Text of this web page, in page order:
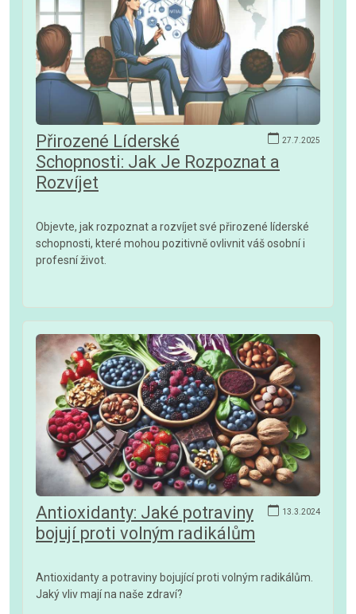
27.7.2025
Přirozené Líderské
Schopnosti: Jak Je Rozpoznat a
Rozvíjet
Objevte, jak rozpoznat a rozvíjet své přirozené líderské
schopnosti, které mohou pozitivně ovlivnit váš osobní i
profesní život.
13.3.2024
Antioxidanty: Jaké potraviny
bojují proti volným radikálům
Antioxidanty a potraviny bojující proti volným radikálům.
Jaký vliv mají na naše zdraví?